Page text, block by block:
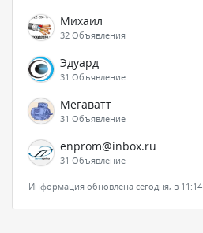
Михаил
32 Объявления
Эдуард
31 Объявление
Мегаватт
31 Объявление
enprom@inbox.ru
31 Объявление
Информация обновлена сегодня, в 11:14